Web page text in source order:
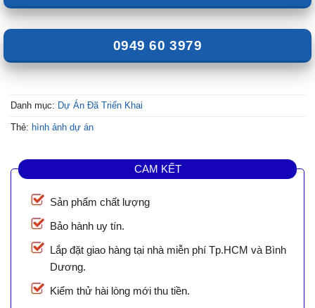
0949 60 3979
Danh mục: Dự Án Đã Triển Khai
Thẻ: hình ảnh dự án
CAM KẾT
Sản phẩm chất lượng
Bảo hành uy tín.
Lắp đặt giao hàng tại nhà miễn phí Tp.HCM và Bình
Dương.
Kiểm thử hài lòng mới thu tiền.